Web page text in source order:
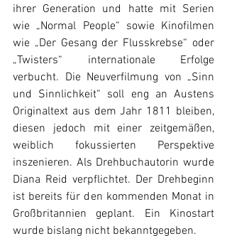
ihrer Generation und hatte mit Serien
wie „Normal People“ sowie Kinofilmen
wie „Der Gesang der Flusskrebse“ oder
„Twisters“ internationale Erfolge
verbucht. Die Neuverfilmung von „Sinn
und Sinnlichkeit“ soll eng an Austens
Originaltext aus dem Jahr 1811 bleiben,
diesen jedoch mit einer zeitgemäßen,
weiblich fokussierten Perspektive
inszenieren. Als Drehbuchautorin wurde
Diana Reid verpflichtet. Der Drehbeginn
ist bereits für den kommenden Monat in
Großbritannien geplant. Ein Kinostart
wurde bislang nicht bekanntgegeben.